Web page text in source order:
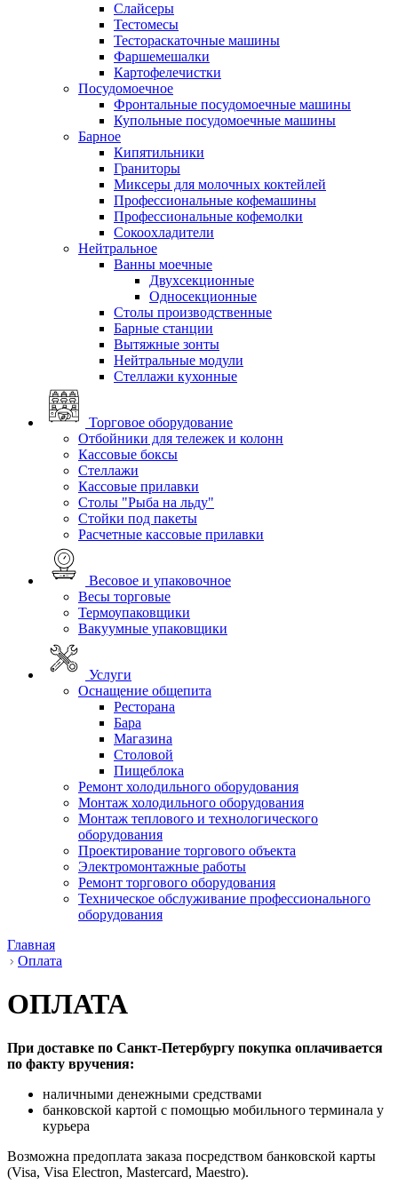
Слайсеры
Тестомесы
Тестораскаточные машины
Фаршемешалки
Картофелечистки
Посудомоечное
Фронтальные посудомоечные машины
Купольные посудомоечные машины
Барное
Кипятильники
Граниторы
Миксеры для молочных коктейлей
Профессиональные кофемашины
Профессиональные кофемолки
Сокоохладители
Нейтральное
Ванны моечные
Двухсекционные
Односекционные
Столы производственные
Барные станции
Вытяжные зонты
Нейтральные модули
Стеллажи кухонные
Торговое оборудование
Отбойники для тележек и колонн
Кассовые боксы
Стеллажи
Кассовые прилавки
Столы "Рыба на льду"
Стойки под пакеты
Расчетные кассовые прилавки
Весовое и упаковочное
Весы торговые
Термоупаковщики
Вакуумные упаковщики
Услуги
Оснащение общепита
Ресторана
Бара
Магазина
Столовой
Пищеблока
Ремонт холодильного оборудования
Монтаж холодильного оборудования
Монтаж теплового и технологического
оборудования
Проектирование торгового объекта
Электромонтажные работы
Ремонт торгового оборудования
Техническое обслуживание профессионального
оборудования
Главная
Оплата
ОПЛАТА
При доставке по Санкт-Петербургу покупка оплачивается
по факту вручения:
наличными денежными средствами
банковской картой с помощью мобильного терминала у
курьера
Возможна предоплата заказа посредством банковской карты
(Visa, Visa Electron, Mastercard, Maestro).